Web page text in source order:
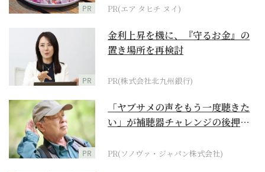
PR PR(エア タヒチ ヌイ)
PR
金利上昇を機に、『守るお金』の
置き場所を再検討
PR(株式会社北九州銀行)
PR
「ヤブサメの声をもう一度聴きた
い」が補聴器チャレンジの後押し
PR(ソノヴァ・ジャパン株式会社)